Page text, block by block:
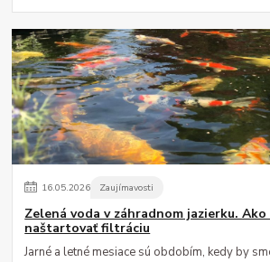
16.05.2026 Zaujímavosti
Zelená voda v záhradnom jazierku. Ako
naštartovať filtráciu
Jarné a letné mesiace sú obdobím, kedy by